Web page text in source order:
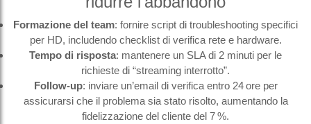
Formazione del team: fornire script di troubleshooting specifici
per HD, includendo checklist di verifica rete e hardware.
Tempo di risposta: mantenere un SLA di 2 minuti per le
richieste di “streaming interrotto”.
Follow‑up: inviare un’email di verifica entro 24 ore per
assicurarsi che il problema sia stato risolto, aumentando la
fidelizzazione del cliente del 7 %.